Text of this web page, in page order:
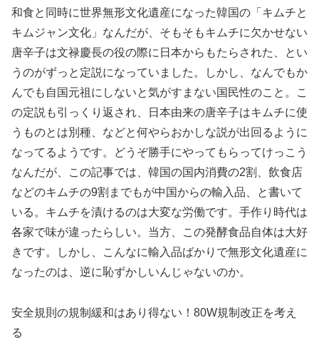
和食と同時に世界無形文化遺産になった韓国の「キムチと
キムジャン文化」なんだが、そもそもキムチに欠かせない
唐辛子は文禄慶長の役の際に日本からもたらされた、とい
うのがずっと定説になっていました。しかし、なんでもか
んでも自国元祖にしないと気がすまない国民性のこと。こ
の定説も引っくり返され、日本由来の唐辛子はキムチに使
うものとは別種、などと何やらおかしな説が出回るように
なってるようです。どうぞ勝手にやってもらってけっこう
なんだが、この記事では、韓国の国内消費の2割、飲食店
などのキムチの9割までもが中国からの輸入品、と書いて
いる。キムチを漬けるのは大変な労働です。手作り時代は
各家で味が違ったらしい。当方、この発酵食品自体は大好
きです。しかし、こんなに輸入品ばかりで無形文化遺産に
なったのは、逆に恥ずかしいんじゃないのか。
安全規則の規制緩和はあり得ない！80W規制改正を考え
る